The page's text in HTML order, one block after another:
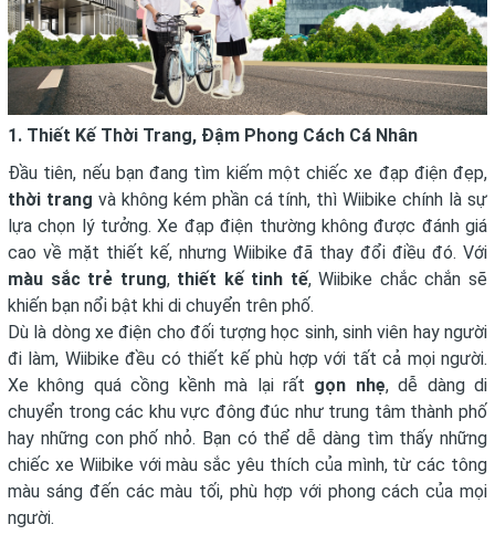
1. Thiết Kế Thời Trang, Đậm Phong Cách Cá Nhân
Đầu tiên, nếu bạn đang tìm kiếm một chiếc xe đạp điện đẹp,
thời trang và không kém phần cá tính, thì Wiibike chính là sự
lựa chọn lý tưởng. Xe đạp điện thường không được đánh giá
cao về mặt thiết kế, nhưng Wiibike đã thay đổi điều đó. Với
màu sắc trẻ trung, thiết kế tinh tế, Wiibike chắc chắn sẽ
khiến bạn nổi bật khi di chuyển trên phố.
Dù là dòng xe điện cho đối tượng học sinh, sinh viên hay người
đi làm, Wiibike đều có thiết kế phù hợp với tất cả mọi người.
Xe không quá cồng kềnh mà lại rất gọn nhẹ, dễ dàng di
chuyển trong các khu vực đông đúc như trung tâm thành phố
hay những con phố nhỏ. Bạn có thể dễ dàng tìm thấy những
chiếc xe Wiibike với màu sắc yêu thích của mình, từ các tông
màu sáng đến các màu tối, phù hợp với phong cách của mọi
người.